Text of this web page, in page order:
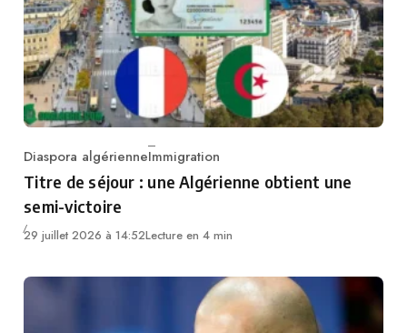
Category
Diaspora algérienneImmigration
Titre de séjour : une Algérienne obtient une
semi-victoire
29 juillet 2026 à 14:52Lecture en 4 min